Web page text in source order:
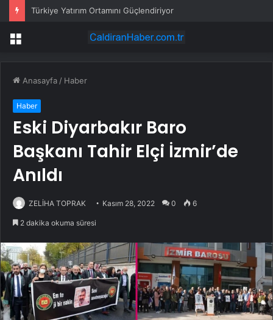
Türkiye Yatırım Ortamını Güçlendiriyor
Menü
Anasayfa / Haber
Haber
Eski Diyarbakır Baro
Başkanı Tahir Elçi İzmir’de
Anıldı
ZELİHA TOPRAK Kasım 28, 2022 0 6
2 dakika okuma süresi